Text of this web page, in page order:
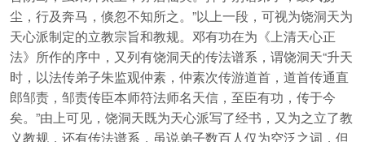
尘，行及奔马，倏忽不知所之。”以上一段，可视为饶洞天为
天心派制定的立教宗旨和教规。邓有功在为《上清天心正
法》所作的序中，又列有饶洞天的传法谱系，谓饶洞天“升天
时，以法传弟子朱监观仲素，仲素次传游道首，道首传通直
郎邹责，邹责传臣本师符法师名天信，至臣有功，传于今
矣。”由上可见，饶洞天既为天心派写了经书，又为之立了教
义教规，还有传法谱系，虽说弟子数百人仅为空泛之词，但